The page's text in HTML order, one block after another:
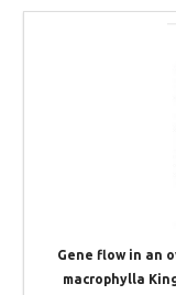
Gene flow in an
macrophylla